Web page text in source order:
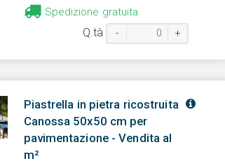
Spedizione gratuita
Q.tà - +
Piastrella in pietra ricostruita
Canossa 50x50 cm per
pavimentazione - Vendita al
m²